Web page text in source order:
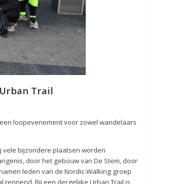
Trail
loopevenement voor zowel wandelaars
bijzondere plaatsen worden
door het gebouw van De Stem, door
leden van de Nordic-Walking groep
Bij een dergelijke Urban Trail is